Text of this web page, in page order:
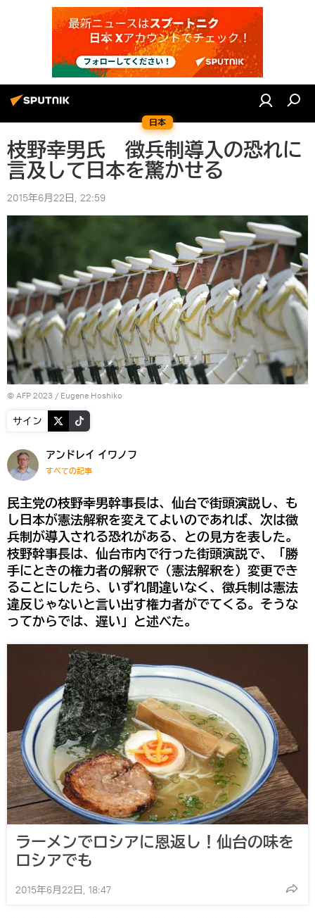
日本
枝野幸男氏 徴兵制導入の恐れに
言及して日本を驚かせる
2015年6月22日, 22:59
© AFP 2023 / Eugene Hoshiko
サイン
アンドレイ イワノフ
すべての記事
民主党の枝野幸男幹事長は、仙台で街頭演説し、も
し日本が憲法解釈を変えてよいのであれば、次は徴
兵制が導入される恐れがある、との見方を表した。
枝野幹事長は、仙台市内で行った街頭演説で、「勝
手にときの権力者の解釈で（憲法解釈を）変更でき
ることにしたら、いずれ間違いなく、徴兵制は憲法
違反じゃないと言い出す権力者がでてくる。そうな
ってからでは、遅い」と述べた。
ラーメンでロシアに恩返し！仙台の味を
ロシアでも
2015年6月22日, 18:47